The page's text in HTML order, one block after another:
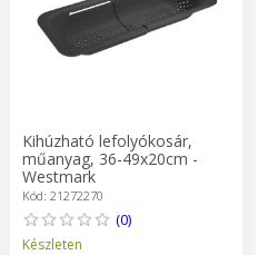
Kihúzható lefolyókosár,
műanyag, 36-49x20cm -
Westmark
Kód: 21272270
(0)
Készleten